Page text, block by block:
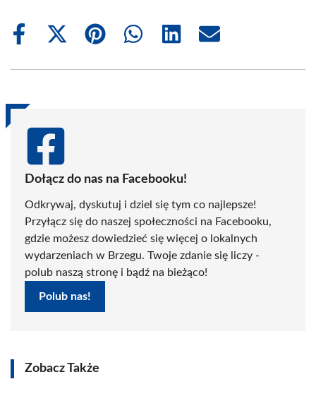
Share
Share
(Twitter)
Share
Share
Share
Share
Dołącz do nas na Facebooku!
Odkrywaj, dyskutuj i dziel się tym co najlepsze!
Przyłącz się do naszej społeczności na Facebooku,
gdzie możesz dowiedzieć się więcej o lokalnych
wydarzeniach w Brzegu. Twoje zdanie się liczy -
polub naszą stronę i bądź na bieżąco!
Polub nas!
Zobacz Także